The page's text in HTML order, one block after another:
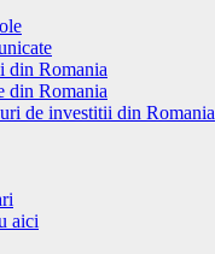
din Romania
din Romania
de investitii din Romania
aici